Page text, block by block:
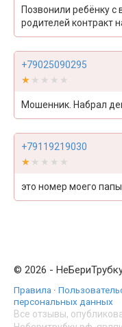
Позвонили ребёнку с
родителей контракт
+79025090295
★★★★★
★★★★★
Мошенник. Набрал
+79119219030
★★★★★
★★★★★
это номер моего
© 2026 -
Правила ·
персональных данных
Все отзывы,